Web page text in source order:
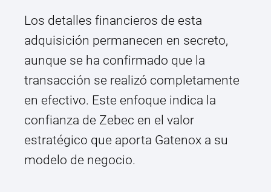
Los detalles financieros de esta
adquisición permanecen en secreto,
aunque se ha confirmado que la
transacción se realizó completamente
en efectivo. Este enfoque indica la
confianza de Zebec en el valor
estratégico que aporta Gatenox a su
modelo de negocio.